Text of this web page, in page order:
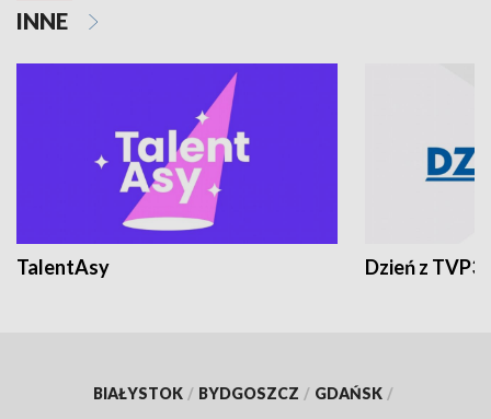
INNE
TalentAsy Dzień z TVP3
BIAŁYSTOK / BYDGOSZCZ / GDAŃSK /